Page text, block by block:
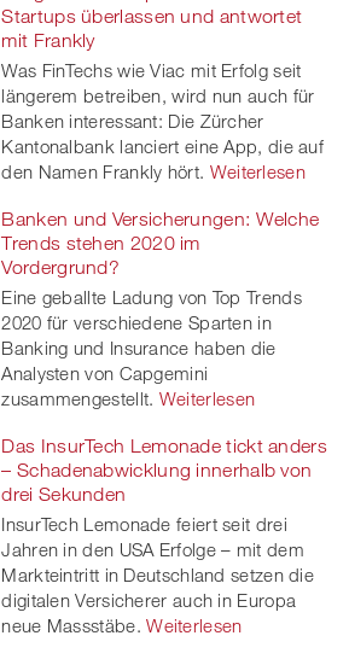
Startups überlassen und antwortet
mit Frankly
Was FinTechs wie Viac mit Erfolg seit
längerem betreiben, wird nun auch für
Banken interessant: Die Zürcher
Kantonalbank lanciert eine App, die auf
den Namen Frankly hört. Weiterlesen
Banken und Versicherungen: Welche
Trends stehen 2020 im
Vordergrund?
Eine geballte Ladung von Top Trends
2020 für verschiedene Sparten in
Banking und Insurance haben die
Analysten von Capgemini
zusammengestellt. Weiterlesen
Das InsurTech Lemonade tickt anders
– Schadenabwicklung innerhalb von
drei Sekunden
InsurTech Lemonade feiert seit drei
Jahren in den USA Erfolge – mit dem
Markteintritt in Deutschland setzen die
digitalen Versicherer auch in Europa
neue Massstäbe. Weiterlesen